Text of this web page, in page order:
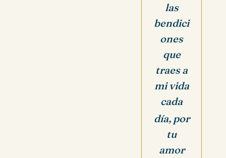
las
bendici
ones
que
traes a
mi vida
cada
día, por
tu
amor